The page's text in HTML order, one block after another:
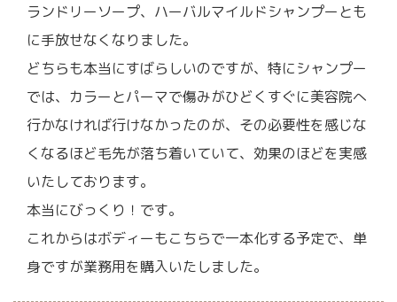
ランドリーソープ、ハーバルマイルドシャンプーとも
に手放せなくなりました。
どちらも本当にすばらしいのですが、特にシャンプー
では、カラーとパーマで傷みがひどくすぐに美容院へ
行かなければ行けなかったのが、その必要性を感じな
くなるほど毛先が落ち着いていて、効果のほどを実感
いたしております。
本当にびっくり！です。
これからはボディーもこちらで一本化する予定で、単
身ですが業務用を購入いたしました。